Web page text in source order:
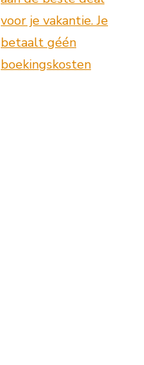
voor je vakantie. Je
betaalt géén
boekingskosten